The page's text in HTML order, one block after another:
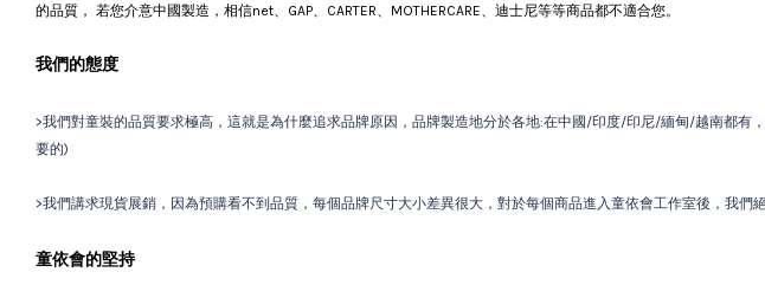
的品質， 若您介意中國製造，相信net、GAP、CARTER、MOTHERCARE、迪士尼等等商品都不適合您。
我們的態度
>我們對童裝的品質要求極高，這就是為什麼追求品牌原因，品牌製造地分於各地:在中國/印度/印尼/緬甸/越南都有
要的)
>我們講求現貨展銷，因為預購看不到品質，每個品牌尺寸大小差異很大，對於每個商品進入童依會工作室後，我們
童依會的堅持